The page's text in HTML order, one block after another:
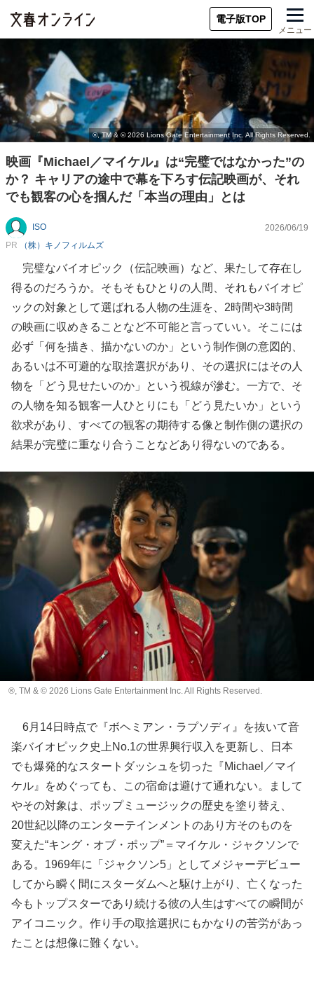
電子版TOP
メニュー
映画『Michael／マイケル』は“完璧ではなかった”の
か？ キャリアの途中で幕を下ろす伝記映画が、それ
でも観客の心を掴んだ「本当の理由」とは
ISO
2026/06/19
PR
（株）キノフィルムズ
完璧なバイオピック（伝記映画）など、果たして存在し
得るのだろうか。そもそもひとりの人間、それもバイオピ
ックの対象として選ばれる人物の生涯を、2時間や3時間
の映画に収めきることなど不可能と言っていい。そこには
必ず「何を描き、描かないのか」という制作側の意図的、
あるいは不可避的な取捨選択があり、その選択にはその人
物を「どう見せたいのか」という視線が滲む。一方で、そ
の人物を知る観客一人ひとりにも「どう見たいか」という
欲求があり、すべての観客の期待する像と制作側の選択の
結果が完璧に重なり合うことなどあり得ないのである。
®, TM & © 2026 Lions Gate Entertainment Inc. All Rights Reserved.
6月14日時点で『ボヘミアン・ラプソディ』を抜いて音
楽バイオピック史上No.1の世界興行収入を更新し、日本
でも爆発的なスタートダッシュを切った『Michael／マイ
ケル』をめぐっても、この宿命は避けて通れない。まして
やその対象は、ポップミュージックの歴史を塗り替え、
20世紀以降のエンターテインメントのあり方そのものを
変えた“キング・オブ・ポップ”＝マイケル・ジャクソンで
ある。1969年に「ジャクソン5」としてメジャーデビュー
してから瞬く間にスターダムへと駆け上がり、亡くなった
今もトップスターであり続ける彼の人生はすべての瞬間が
アイコニック。作り手の取捨選択にもかなりの苦労があっ
たことは想像に難くない。